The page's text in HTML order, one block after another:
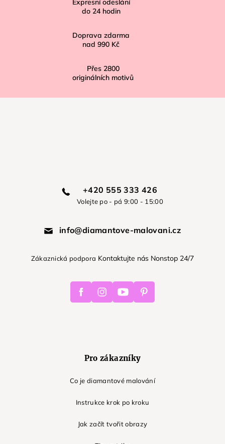
Expresní odeslání
do 24 hodin
Doprava zdarma
nad 990 Kč
Přes 2800
originálních motivů
+420 555 333 426
Volejte po - pá 9:00 - 15:00
info@diamantove-malovani.cz
Zákaznická podpora Kontaktujte nás Nonstop 24/7
FacebookInstagramYoutube Pinterest
Pro zákazníky
Co je diamantové malování
Instrukce krok po kroku
Jak začít tvořit obrazy